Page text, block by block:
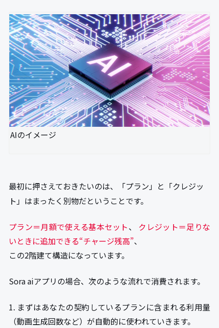
AIのイメージ
最初に押さえておきたいのは、「プラン」と「クレジッ
ト」はまったく別物だということです。
プラン＝月額で使える基本セット、 クレジット＝足りな
いときに追加できる“チャージ残高”、
この2階建て構造になっています。
Sora aiアプリの場合、次のような流れで消費されます。
1. まずはあなたの契約しているプランに含まれる利用量
（動画生成回数など）が自動的に使われていきます。